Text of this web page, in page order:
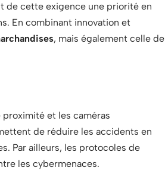
de cette exigence une priorité en
En combinant innovation et
, mais également celle de
proximité et les caméras
de réduire les accidents en
Par ailleurs, les protocoles de
les cybermenaces.